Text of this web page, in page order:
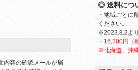
内容の確認メールが届
◎ 送料につ
・地域ごとに
ください。
※2023.8.2よ
・16,200円（
※北海道、沖